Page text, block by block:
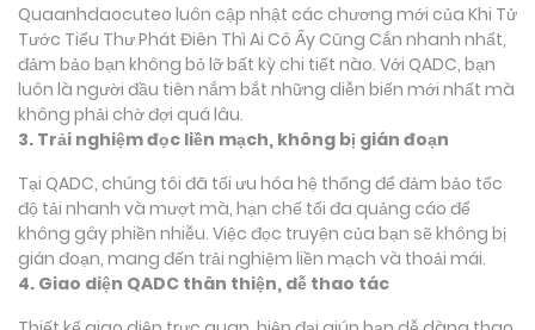
Quaanhdaocuteo luôn cập nhật các chương mới của Khi Tử
Tước Tiểu Thư Phát Điên Thì Ai Cô Ấy Cũng Cắn nhanh nhất,
đảm bảo bạn không bỏ lỡ bất kỳ chi tiết nào. Với QADC, bạn
luôn là người đầu tiên nắm bắt những diễn biến mới nhất mà
không phải chờ đợi quá lâu.
3. Trải nghiệm đọc liền mạch, không bị gián đoạn
Tại QADC, chúng tôi đã tối ưu hóa hệ thống để đảm bảo tốc
độ tải nhanh và mượt mà, hạn chế tối đa quảng cáo để
không gây phiền nhiễu. Việc đọc truyện của bạn sẽ không bị
gián đoạn, mang đến trải nghiệm liền mạch và thoải mái.
4. Giao diện QADC thân thiện, dễ thao tác